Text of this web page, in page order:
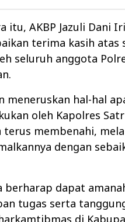
itu, AKBP Jazuli Dani
terima kasih atas
seluruh anggota
meneruskan hal-hal
oleh Kapolres
terus membenahi,
dengan
berharap dapat
tugas serta